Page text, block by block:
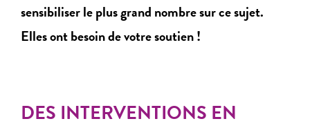
sensibiliser le plus grand nombre sur ce sujet.
Elles ont besoin de votre soutien !
DES INTERVENTIONS EN